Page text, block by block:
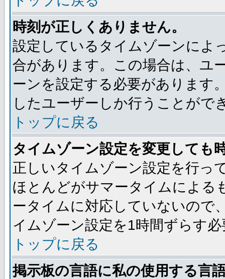
時刻が正しくありません。
設定しているタイムゾーンによ
合があります。この場合は、ユ
ーンを設定する必要があります
したユーザーしか行うことがで
トップに戻る
タイムゾーン設定を変更しても
正しいタイムゾーン設定を行っ
ほとんどがサマータイムによる
ータイムに対応していないので
イムゾーン設定を1時間ずらす
トップに戻る
掲示板の言語に私の使用する言